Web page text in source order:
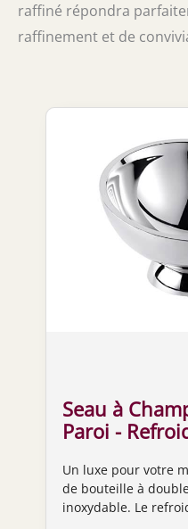
raffiné répondra
raffinement et de
Seau à
Paroi -
Argenté -
Champagne
Un luxe pour votre
de bouteille à
inoxydable. Le